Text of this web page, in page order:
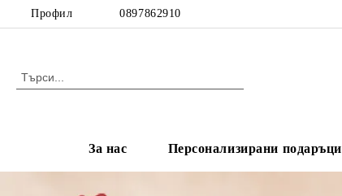
Профил 0897862910
За нас Персонализирани подаръци